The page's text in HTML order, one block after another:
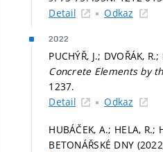
Detail
Odkaz
2022
PUCHÝŘ, J.; DVOŘÁK,
Concrete Elements by
1237.
Detail
Odkaz
HUBÁČEK, A.; HELA, R.;
BETONÁŘSKÉ DNY